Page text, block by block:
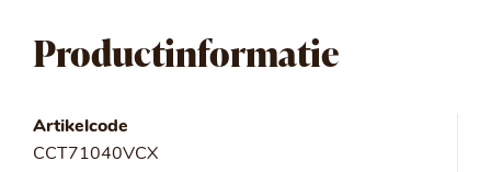
Productinformatie
Artikelcode
CCT71040VCX